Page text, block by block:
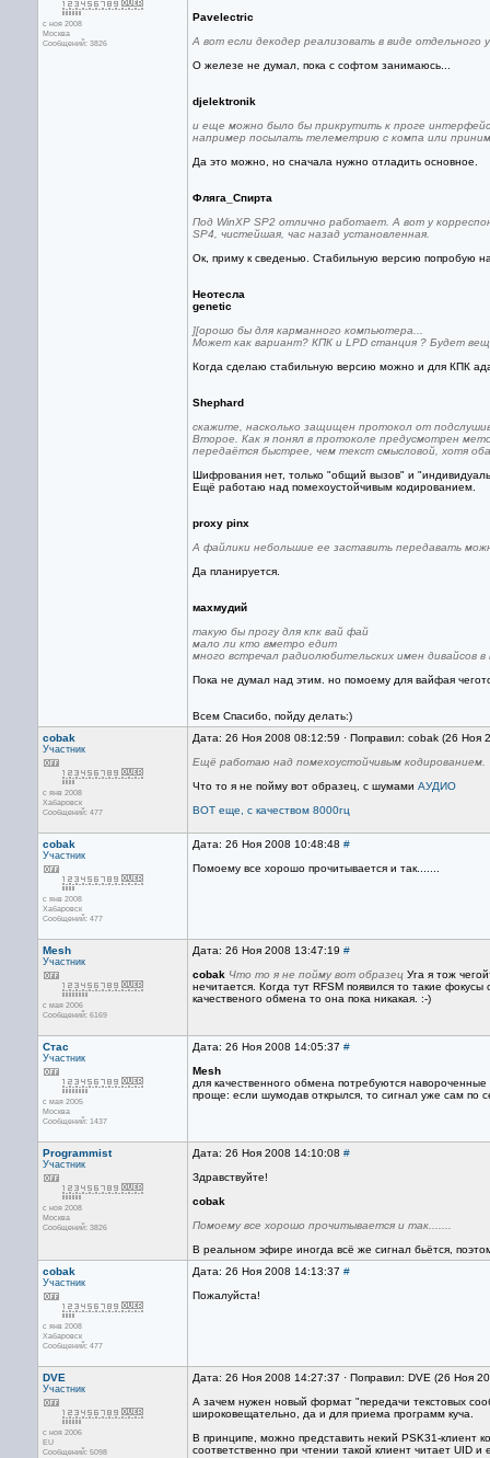
с ноя 2008
Москва
Сообщений: 3826
Pavelectric
А вот если декодер реализовать в виде
О железе не думал, пока с софтом занимаюсь...
djelektronik
и еще можно было бы прикрутить к проге
например посылать телеметрию с компа или
Да это можно, но сначала нужно отладить основное.
Фляга_Спирта
Под WinXP SP2 отлично работает. А вот у
SP4, чистейшая, час назад установленная.
Ок, приму к сведенью. Стабильную версию попробую
Неотесла
genetic
][орошо бы для карманного компьютера...
Может как вариант? КПК и LPD станция ? Будет
Когда сделаю стабильную версию можно и для КПК
Shephard
скажите, насколько защищен протокол от
Второе. Как я понял в протоколе предусмотрен
передаётся быстрее, чем текст смысловой, хотя
Шифрования нет, только "общий вызов" и
Ещё работаю над помехоустойчивым кодированием.
proxy pinx
А файлики небольшие ее заставить передавать
Да планируется.
махмудий
такую бы прогу для кпк вай фай
мало ли кто вметро едит
много встречал радиолюбительских имен дивайсов в
Пока не думал над этим. но помоему для вайфая
Всем Спасибо, пойду делать:)
cobak
Участник
с янв 2008
Хабаровск
Сообщений: 477
Дата: 26 Ноя 2008 08:12:59 · Поправил: cobak (26 Ноя
Ещё работаю над помехоустойчивым кодированием.
Что то я не пойму вот образец, с шумами АУДИО
ВОТ еще, с качеством 8000гц
cobak
Участник
с янв 2008
Хабаровск
Сообщений: 477
Дата: 26 Ноя 2008 10:48:48 #
Помоему все хорошо прочитывается и так.......
Mesh
Участник
с мая 2006
Сообщений: 6169
Дата: 26 Ноя 2008 13:47:19 #
cobak Что то я не пойму вот образец Уга я тож
нечитается. Когда тут RFSM появился то такие
качественого обмена то она пока никакая. :-)
Стас
Участник
с мая 2005
Москва
Сообщений: 1437
Дата: 26 Ноя 2008 14:05:37 #
Mesh
для качественного обмена потребуются
проще: если шумодав открылся, то сигнал уже сам по
Programmist
Участник
с ноя 2008
Москва
Сообщений: 3826
Дата: 26 Ноя 2008 14:10:08 #
Здравствуйте!
cobak
Помоему все хорошо прочитывается и так.......
В реальном эфире иногда всё же сигнал бьётся,
cobak
Участник
с янв 2008
Хабаровск
Сообщений: 477
Дата: 26 Ноя 2008 14:13:37 #
Пожалуйста!
DVE
Участник
с ноя 2006
EU
Сообщений: 5098
Дата: 26 Ноя 2008 14:27:37 · Поправил: DVE (26 Ноя
А зачем нужен новый формат "передачи текстовых
широковещательно, да и для приема программ куча.
В принципе, можно представить некий PSK31-клиент
соответственно при чтении такой клиент читает UID